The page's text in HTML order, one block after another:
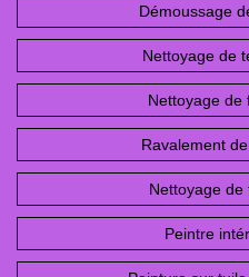
Démoussage
Nettoyage de
Nettoyage de
Ravalement
Nettoyage de
Peintre